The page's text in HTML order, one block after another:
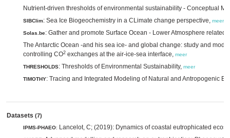
Nutrient-driven thresholds of environmental sustainability - Conceptual
SIBClim: Sea Ice Biogeochemistry in a CLimate change perspective, meer
Solas.be: Gather and promote Surface Ocean - Lower Atmosphere related
The Antarctic Ocean -and his sea ice- and global change: study and
controlling CO2 exchanges at the air-ice-sea interface, meer
THRESHOLDS: Thresholds of Environmental Sustainability, meer
TIMOTHY: Tracing and Integrated Modeling of Natural and Antropogenic
Datasets (7)
IPMS-PHAEO: Lancelot, C; (2019): Dynamics of coastal eutrophicated